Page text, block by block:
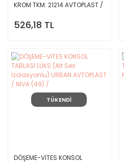
KROM TKM. 21214 AVTOPLAST /
526,18 TL
TÜKENDİ
DÖŞEME-VİTES KONSOL